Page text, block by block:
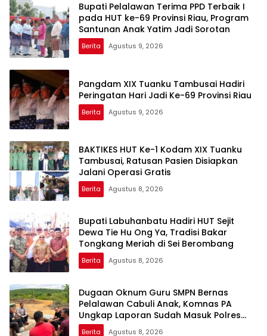
Bupati Pelalawan Terima PPD Terbaik I
pada HUT ke-69 Provinsi Riau, Program
Santunan Anak Yatim Jadi Sorotan
Berita Agustus 9, 2026
Pangdam XIX Tuanku Tambusai Hadiri
Peringatan Hari Jadi Ke-69 Provinsi Riau
Berita Agustus 9, 2026
BAKTIKES HUT Ke-1 Kodam XIX Tuanku
Tambusai, Ratusan Pasien Disiapkan
Jalani Operasi Gratis
Berita Agustus 8, 2026
Bupati Labuhanbatu Hadiri HUT Sejit
Dewa Tie Hu Ong Ya, Tradisi Bakar
Tongkang Meriah di Sei Berombang
Berita Agustus 8, 2026
Dugaan Oknum Guru SMPN Bernas
Pelalawan Cabuli Anak, Komnas PA
Ungkap Laporan Sudah Masuk Polres
Sejak Juli
Berita Agustus 8, 2026